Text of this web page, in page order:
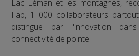
Lac Léman et les montagnes,
Fab, 1 000 collaborateurs
distingue par l'innovation
connectivité de pointe